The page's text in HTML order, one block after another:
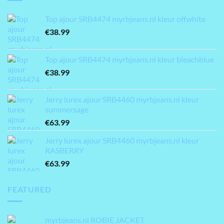
Top ajour SRB4474 myrbjeans.nl kleur offwhite
€38.99
Top ajour SRB4474 myrbjeans.nl kleur bleachblue
€38.99
Jerry lurex ajour SRB4460 myrbjeans.nl kleur
summersage
€63.99
Jerry lurex ajour SRB4460 myrbjeans.nl kleur
RASBERRY
€63.99
FEATURED
myrbjeans.nl ROBIE JACKET